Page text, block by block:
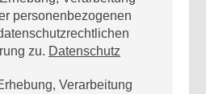
personenbezogenen
zu. Datenschutz
Verarbeitung